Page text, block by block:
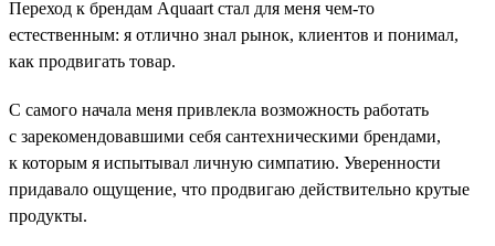
Переход к брендам Aquaart стал для меня чем-то
естественным: я отлично знал рынок, клиентов и понимал,
как продвигать товар.
С самого начала меня привлекла возможность работать
с зарекомендовавшими себя сантехническими брендами,
к которым я испытывал личную симпатию. Уверенности
придавало ощущение, что продвигаю действительно крутые
продукты.